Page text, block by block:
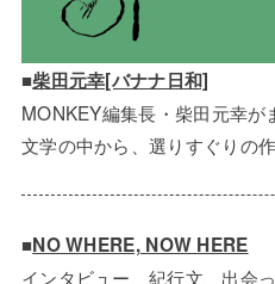
■柴田元幸[バナナ日和]
MONKEY編集長・柴田元幸
文学の中から、選りすぐりの
■NO WHERE, NOW HERE
インタビュー、紀行文、出会